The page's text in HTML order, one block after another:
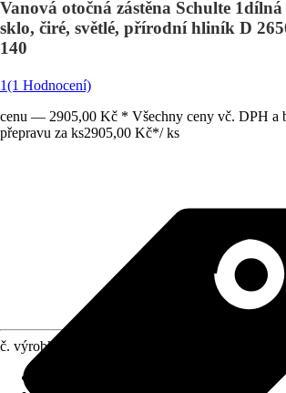
Vanová otočná zástěna Schulte 1dílná
sklo, čiré, světlé, přírodní hliník D
140
1(1 Hodnocení)
cenu — 2905,00 Kč * Všechny ceny vč. DPH a
přepravu za ks2905,00 Kč*/ ks
č. výrobku